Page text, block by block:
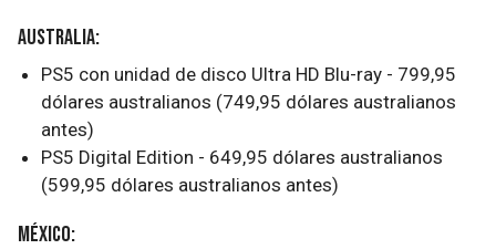
Australia:
PS5 con unidad de disco Ultra HD Blu-ray - 799,95
dólares australianos (749,95 dólares australianos
antes)
PS5 Digital Edition - 649,95 dólares australianos
(599,95 dólares australianos antes)
México: